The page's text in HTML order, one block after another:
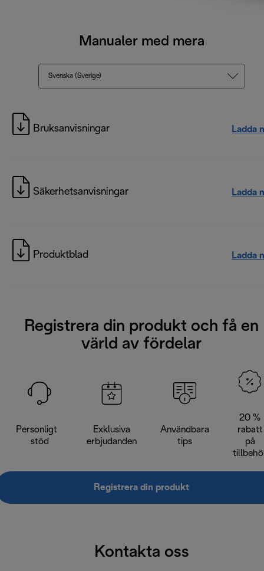
Manualer med mera
Svenska (Sverige)
Bruksanvisningar Ladda
Säkerhetsanvisningar Ladda
Produktblad Ladda
Registrera din produkt och få en
värld av fördelar
Personligt
stöd
Exklusiva
erbjudanden
Användbara
tips
20 %
rabatt
på
Registrera din produkt
Kontakta oss